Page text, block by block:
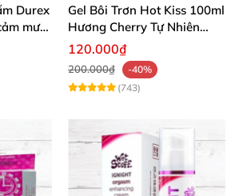
Durex
mượt
Gel Bôi Trơn Hot Kiss 100ml
Hương Cherry Tự Nhiên
Mượt Mà
120.000₫
200.000₫
-40%
(743)